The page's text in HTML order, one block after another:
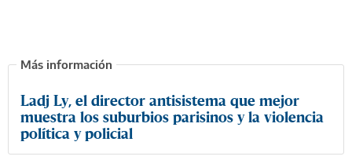
Ladj Ly, el director antisistema que mejor
muestra los suburbios parisinos y la violencia
política y policial